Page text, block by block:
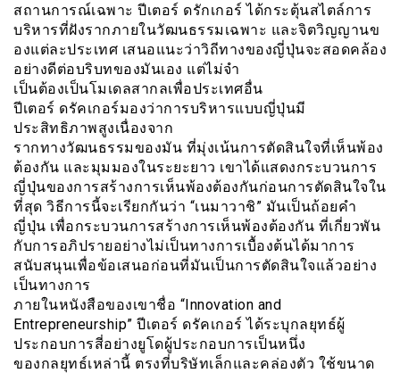
สถานการณ์เฉพาะ ปีเตอร์ ดรักเกอร์ ได้กระตุ้นสไตล์การ
บริหารที่ฝังรากภายในวัฒนธรรมเฉพาะ และจิตวิญญานข
องแต่ละประเทศ เสนอแนะว่าวิถีทางของญี่ปุ่นจะสอดคล้อง
อย่างดีต่อบริบทของมันเอง แต่ไม่จำ
เป็นต้องเป็นโมเดลสากลเพื่อประเทศอื่น
ปีเตอร์ ดรัคเกอร์มองว่าการบริหารแบบญี่ปุ่นมี
ประสิทธิภาพสูงเนื่องจาก
รากทางวัฒนธรรมของมัน ที่มุ่งเน้นการตัดสินใจที่เห็นพ้อง
ต้องกัน และมุมมองในระยะยาว เขาได้แสดงกระบวนการ
ญี่ปุ่นของการสร้างการเห็นพ้องต้องกันก่อนการตัดสินใจใน
ที่สุด วิธีการนี้จะเรียกกันว่า “เนมาวาชิ” มันเป็นถ้อยคำ
ญี่ปุ่น เพื่อกระบวนการสร้างการเห็นพ้องต้องกัน ที่เกี่ยวพัน
กับการอภิปรายอย่างไม่เป็นทางการเบื้องต้นได้มาการ
สนับสนุนเพื่อข้อเสนอก่อนที่มันเป็นการตัดสินใจแล้วอย่าง
เป็นทางการ
ภายในหนังสือของเขาชื่อ “Innovation and
Entrepreneurship” ปีเตอร์ ดรัคเกอร์ ได้ระบุกลยุทธ์ผู้
ประกอบการสี่อย่างยูโดผู้ประกอบการเป็นหนึ่ง
ของกลยุทธ์เหล่านี้ ตรงที่บริษัทเล็กและคล่องตัว ใช้ขนาด